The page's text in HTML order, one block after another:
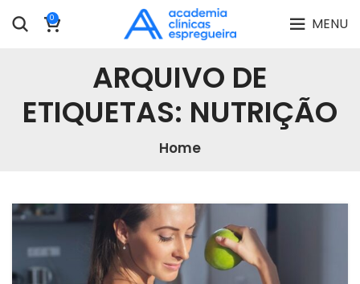
0 MENU
ARQUIVO DE
ETIQUETAS: NUTRIÇÃO
Home